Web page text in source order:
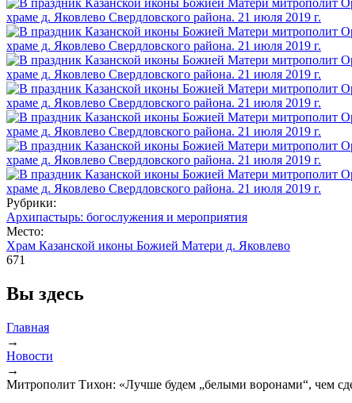
Рубрики:
Архипастырь: богослужения и мероприятия
Место:
Храм Казанской иконы Божией Матери д. Яковлево
671
Вы здесь
Главная
→
Новости
→
Митрополит Тихон: «Лучше будем „белыми воронами“, чем